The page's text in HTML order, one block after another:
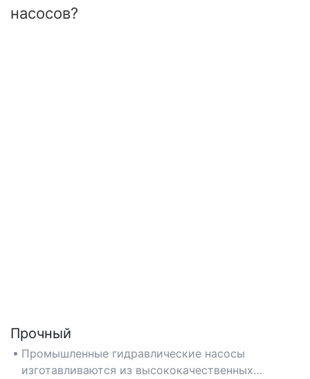
насосов?
Прочный
Промышленные гидравлические насосы
изготавливаются из высококачественных